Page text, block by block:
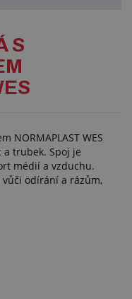
S
NORMAPLAST WES
trubek. Spoj je
médií a vzduchu.
vůči odírání a rázům,